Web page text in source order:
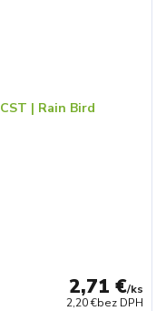
2,71 €/ks
2,20 €bez DPH